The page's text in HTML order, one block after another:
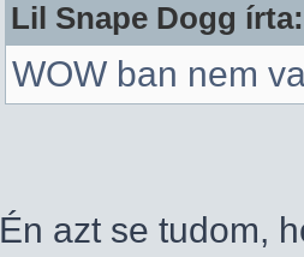
Lil Snape Dogg írta:
WOW ban nem
Én azt se tudom,